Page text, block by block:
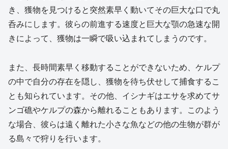
き、獲物を見つけると突然素早く動いてその巨大な口で丸
呑みにします。彼らの前進する速度と巨大な顎の急速な開
きによって、獲物は一瞬で吸い込まれてしまうのです。
また、長時間素早く移動することができないため、ケルプ
の中で自分の存在を隠し、獲物を待ち伏せして捕食するこ
とも知られています。その他、イシナギはエサを求めてサ
ンゴ礁やケルプの森から離れることもあります。このよう
な場合、彼らは遠く離れた小さな魚などの他の生物が群が
る島々で狩りを行います。